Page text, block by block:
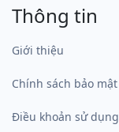
Thông tin
Giới thiệu
Chính sách bảo mật
Điều khoản sử dụng